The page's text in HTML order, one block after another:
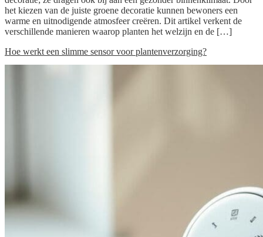
het kiezen van de juiste groene decoratie kunnen bewoners een
warme en uitnodigende atmosfeer creëren. Dit artikel verkent de
verschillende manieren waarop planten het welzijn en de […]
Hoe werkt een slimme sensor voor plantenverzorging?